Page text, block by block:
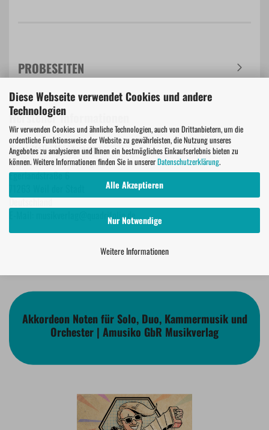
Diese Webseite verwendet Cookies und andere
Technologien
Wir verwenden Cookies und ähnliche Technologien, auch von Drittanbietern, um die
ordentliche Funktionsweise der Website zu gewährleisten, die Nutzung unseres
Angebotes zu analysieren und Ihnen ein bestmögliches Einkaufserlebnis bieten zu
können. Weitere Informationen finden Sie in unsererDatenschutzerklärung.
Alle Akzeptieren
Nur Notwendige
Weitere Informationen
PROBESEITEN
Hersteller Informationen
Quadrifolio Musikverlag
Quadrifolio Musikverlag GbR
Egerlandstraße 6
Deutschland
E-Mail: musikverlag@quadrifolio.de
Akkordeon Noten für Solo, Duo, Kammermusik und
Orchester | Amusiko GbR Musikverlag